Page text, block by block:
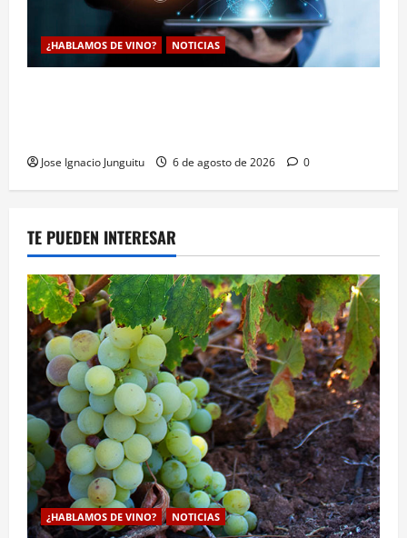
¿HABLAMOS DE VINO? NOTICIAS
Jose Ignacio Junguitu 6 de agosto de 2026 0
TE PUEDEN INTERESAR
¿HABLAMOS DE VINO? NOTICIAS